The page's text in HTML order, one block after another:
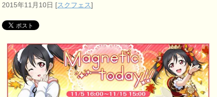
2015年11月10日 [スクフェス]